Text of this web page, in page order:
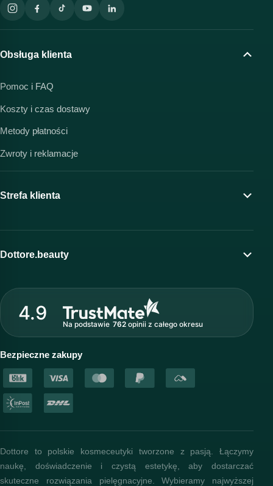
Obsługa klienta
Pomoc i FAQ
Koszty i czas dostawy
Metody płatności
Zwroty i reklamacje
Strefa klienta
Moje konto
Program lojalnościowy
Strefa profesjonalisty
Dottore.beauty
O marce Dottore
Nasz zespół
Akademia i szkolenia
Baza wiedzy
4.9
Na podstawie 762opinii z całego okresu
Bezpieczne zakupy
Dottore to polskie kosmeceutyki tworzone z pasją. Łączymy
naukę, doświadczenie i czystą estetykę, aby dostarczać
skuteczne rozwiązania pielęgnacyjne. Wybieramy najwyższej